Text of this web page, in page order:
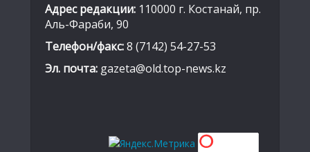
Адрес редакции: 110000 г. Костанай, пр.
Аль-Фараби, 90
Телефон/факс:8 (7142) 54-27-53
Эл. почта: gazeta@old.top-news.kz